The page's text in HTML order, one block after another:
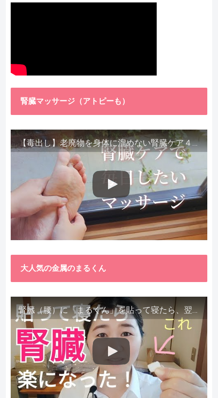
腎臓マッサージ（アトピーも）
【毒出し】老廃物を身体に溜めない腎臓ケア４種をご紹介します。
大人気の金属のまるくん
腎臓（腰）に「まるくん」を貼って寝たら、翌朝めちゃ楽でびっくりしました。腎臓叩いても痛くない！【お客様の声を試してみた】